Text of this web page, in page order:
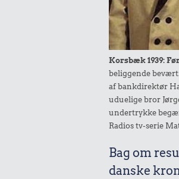
Korsbæk 1939:
beliggende
af bankdirektør
uduelige bror
undertrykke
Radios tv-serie
Bag om
danske